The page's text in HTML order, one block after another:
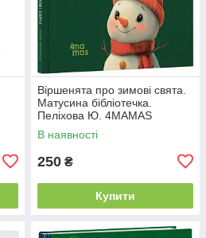
Віршенята про зимові свята.
Матусина бібліотечка.
Пеліхова Ю. 4MAMAS
В наявності
250 ₴
Купити